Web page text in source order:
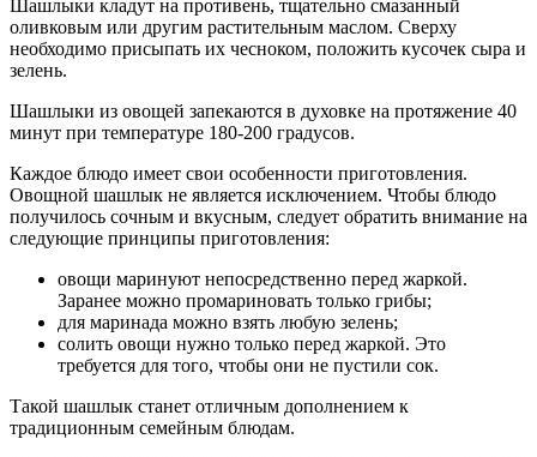
Шашлыки кладут на противень, тщательно смазанный
оливковым или другим растительным маслом. Сверху
необходимо присыпать их чесноком, положить кусочек сыра и
зелень.
Шашлыки из овощей запекаются в духовке на протяжение 40
минут при температуре 180-200 градусов.
Каждое блюдо имеет свои особенности приготовления.
Овощной шашлык не является исключением. Чтобы блюдо
получилось сочным и вкусным, следует обратить внимание на
следующие принципы приготовления:
овощи маринуют непосредственно перед жаркой.
Заранее можно промариновать только грибы;
для маринада можно взять любую зелень;
солить овощи нужно только перед жаркой. Это
требуется для того, чтобы они не пустили сок.
Такой шашлык станет отличным дополнением к
традиционным семейным блюдам.